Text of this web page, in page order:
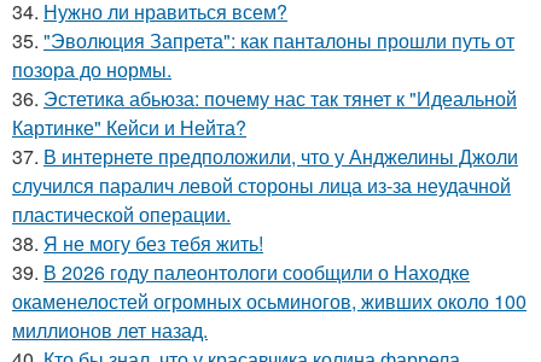
34. Нужно ли нравиться всем?
35. "Эволюция Запрета": как панталоны прошли путь от
позора до нормы.
36. Эстетика абьюза: почему нас так тянет к "Идеальной
Картинке" Кейси и Нейта?
37. В интернете предположили, что у Анджелины Джоли
случился паралич левой стороны лица из-за неудачной
пластической операции.
38. Я не могу без тебя жить!
39. В 2026 году палеонтологи сообщили о Находке
окаменелостей огромных осьминогов, живших около 100
миллионов лет назад.